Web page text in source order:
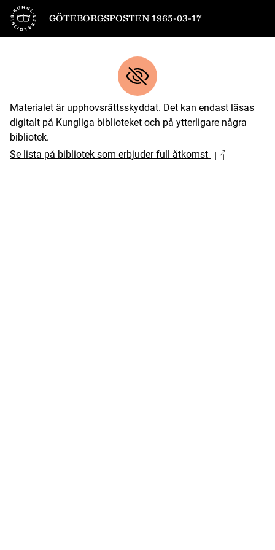
Till startsidan
GÖTEBORGSPOSTEN 1965-03-17
Materialet är upphovsrättsskyddat. Det kan endast läsas
digitalt på Kungliga biblioteket och på ytterligare några
bibliotek.
Se lista på bibliotek som erbjuder full åtkomst